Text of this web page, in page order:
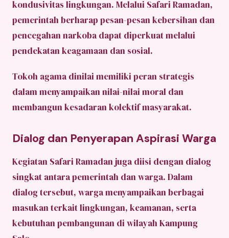
kondusivitas lingkungan. Melalui Safari Ramadan,
pemerintah berharap pesan-pesan kebersihan dan
pencegahan narkoba dapat diperkuat melalui
pendekatan keagamaan dan sosial.
Tokoh agama dinilai memiliki peran strategis
dalam menyampaikan nilai-nilai moral dan
membangun kesadaran kolektif masyarakat.
Dialog dan Penyerapan Aspirasi Warga
Kegiatan Safari Ramadan juga diisi dengan dialog
singkat antara pemerintah dan warga. Dalam
dialog tersebut, warga menyampaikan berbagai
masukan terkait lingkungan, keamanan, serta
kebutuhan pembangunan di wilayah Kampung